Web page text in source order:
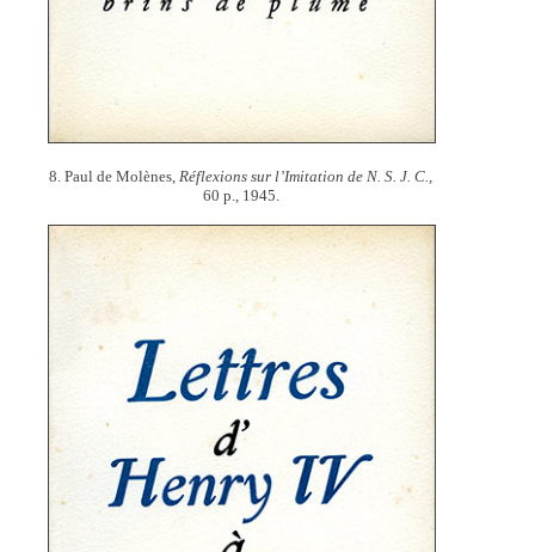
8. Paul de Molènes,Réflexions sur l’Imitation de N. S. J. C.,
60 p., 1945.